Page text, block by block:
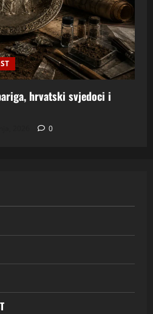
hrvatski svjedoci i
0